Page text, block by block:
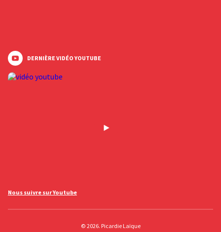
DERNIÈRE VIDÉO YOUTUBE
Nous suivre sur Youtube
© 2026. Picardie Laïque